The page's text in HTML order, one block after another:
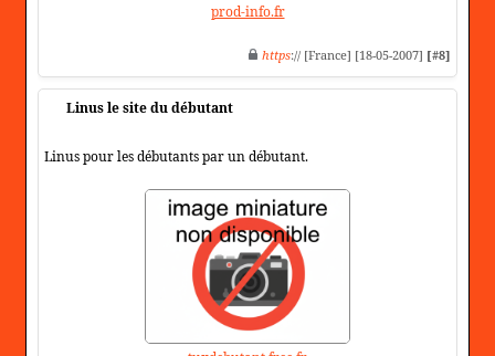
prod-info.fr
https:// [France] [18-05-2007] [#8]
Linus le site du débutant
Linus pour les débutants par un débutant.